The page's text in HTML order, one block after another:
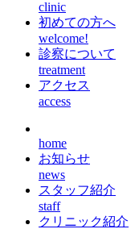
clinic
初めての方へ
welcome!
診察について
treatment
アクセス
access
home
お知らせ
news
スタッフ紹介
staff
クリニック紹介